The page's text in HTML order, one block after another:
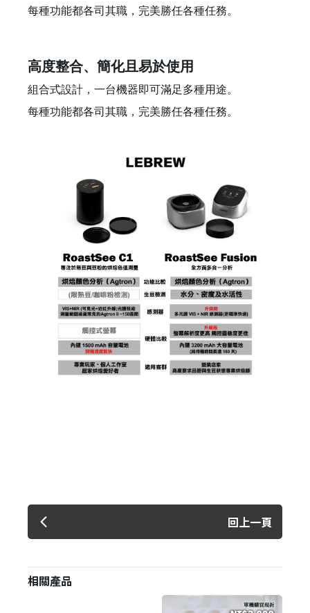
每種功能都各司其職，完美勝任各種任務。
高度整合、簡化且易於使用
組合式設計，一台機器即可滿足多種用途。
每種功能都各司其職，完美勝任各種任務。
回上一頁
相關產品